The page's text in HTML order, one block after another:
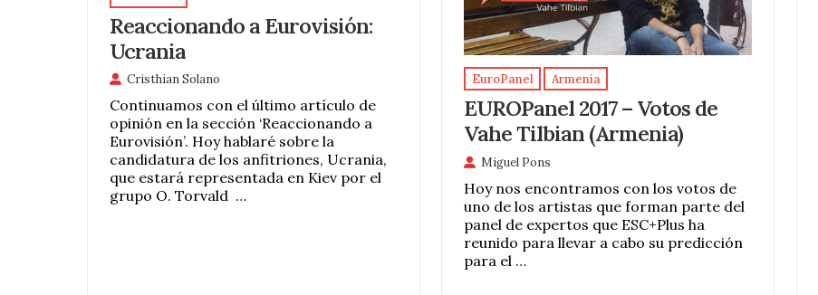
Reaccionando a Eurovisión:
Ucrania
Cristhian Solano
Continuamos con el último artículo de
opinión en la sección ‘Reaccionando a
Eurovisión’. Hoy hablaré sobre la
candidatura de los anfitriones, Ucrania,
que estará representada en Kiev por el
grupo O. Torvald …
EuroPanel Armenia
EUROPanel 2017 – Votos de
Vahe Tilbian (Armenia)
Miguel Pons
Hoy nos encontramos con los votos de
uno de los artistas que forman parte del
panel de expertos que ESC+Plus ha
reunido para llevar a cabo su predicción
para el …